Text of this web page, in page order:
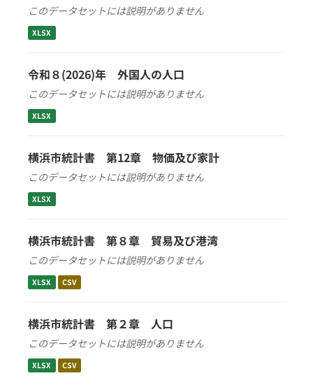
このデータセットには説明がありません
XLSX
令和８(2026)年 外国人の人口
このデータセットには説明がありません
XLSX
横浜市統計書 第12章 物価及び家計
このデータセットには説明がありません
XLSX
横浜市統計書 第８章 貿易及び港湾
このデータセットには説明がありません
XLSX CSV
横浜市統計書 第２章 人口
このデータセットには説明がありません
XLSX CSV